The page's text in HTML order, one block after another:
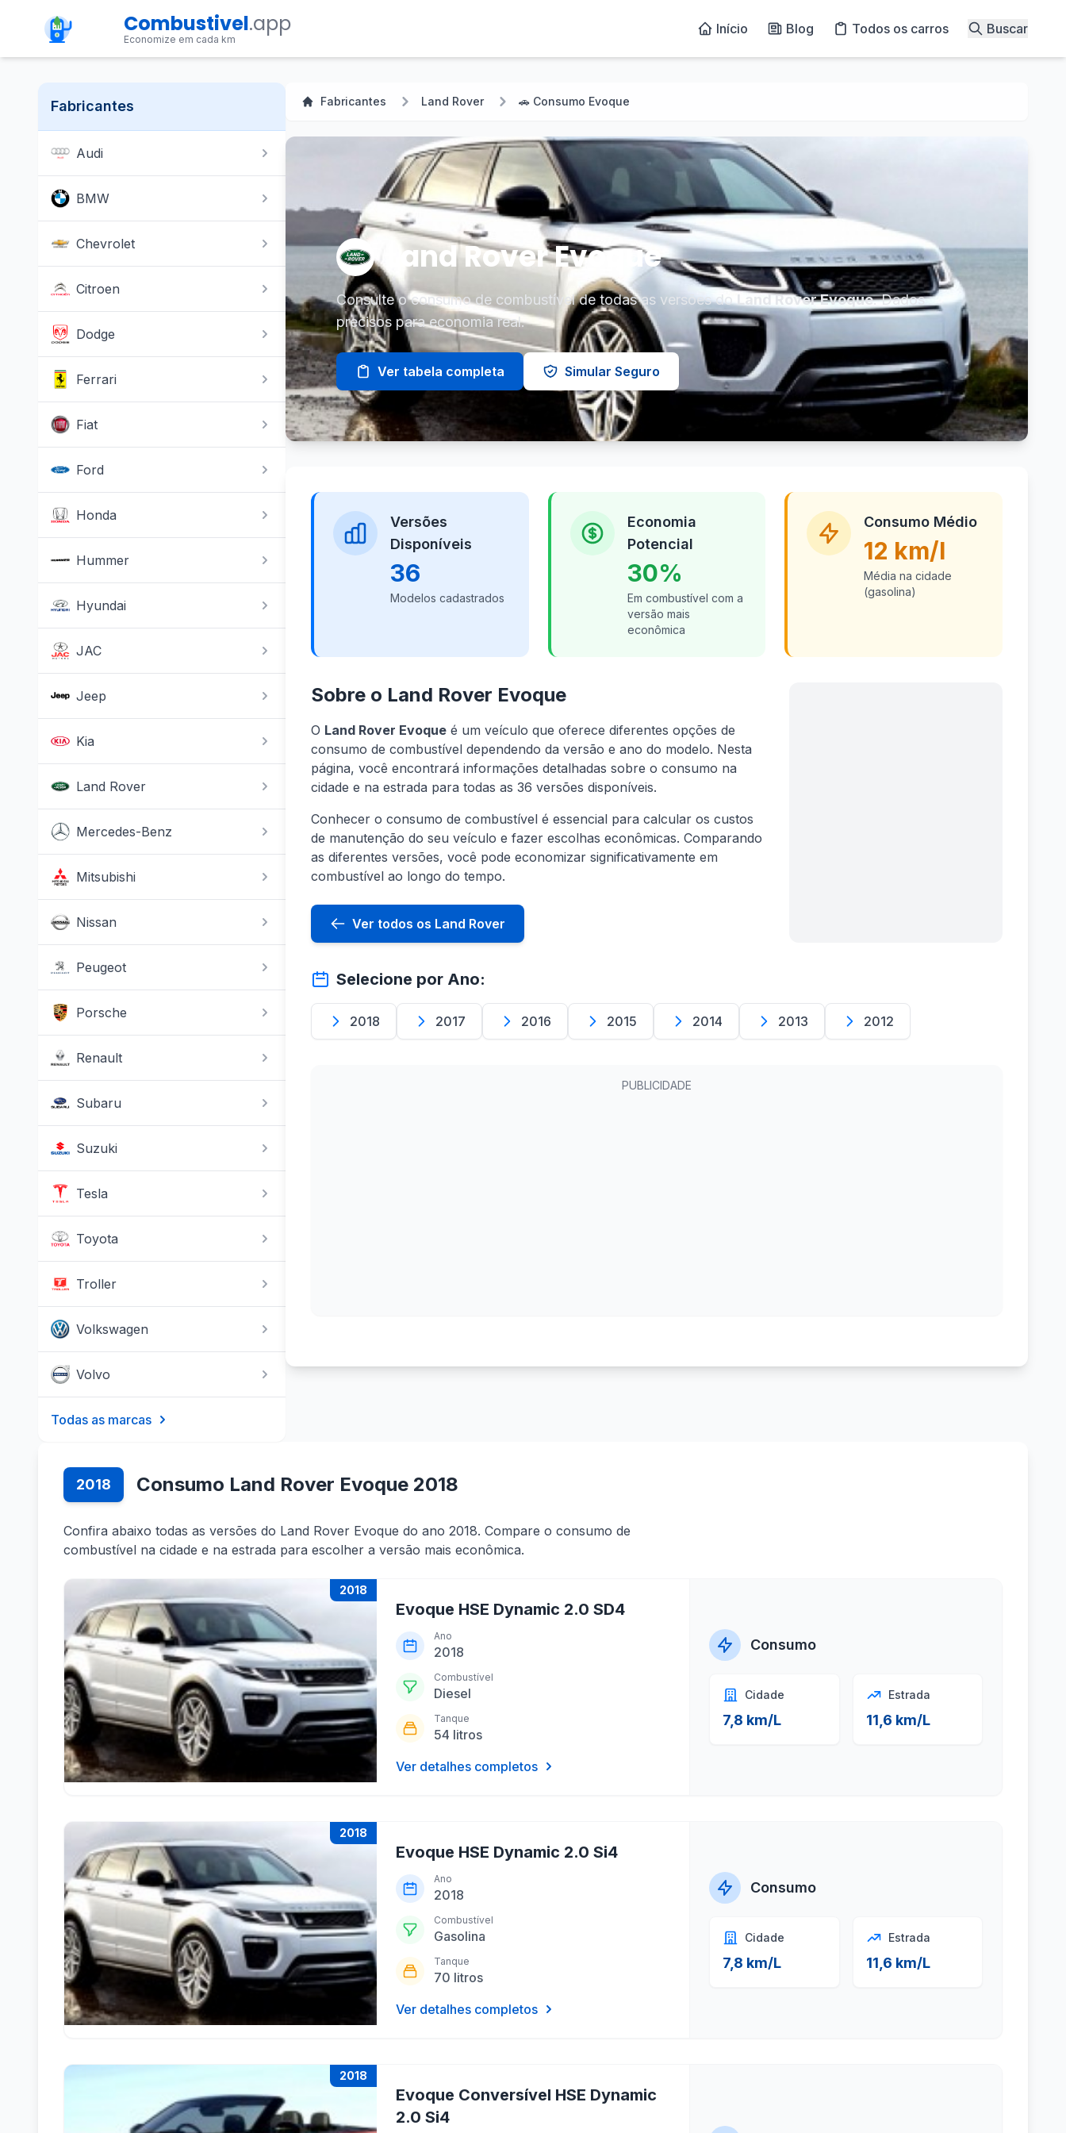
Combustivel.app
Economize em cada km
Início Blog Todos os carros Buscar
Fabricantes
Audi
BMW
Chevrolet
Citroen
Dodge
Ferrari
Fiat
Ford
Honda
Hummer
Hyundai
JAC
Jeep
Kia
Land Rover
Mercedes-Benz
Mitsubishi
Nissan
Peugeot
Porsche
Renault
Subaru
Suzuki
Tesla
Toyota
Troller
Volkswagen
Volvo
Todas as marcas
Fabricantes Land Rover 🚗 Consumo Evoque
Land Rover Evoque
Consulte o consumo de combustível de todas as versões doLand Rover Evoque. Dados
precisos para economia real.
Ver tabela completa Simular Seguro
Versões
Disponíveis
36
Modelos cadastrados
Economia
Potencial
30%
Em combustível com a
versão mais
econômica
Consumo Médio
12 km/l
Média na cidade
(gasolina)
Sobre o Land Rover Evoque
O Land Rover Evoque é um veículo que oferece diferentes opções de
consumo de combustível dependendo da versão e ano do modelo. Nesta
página, você encontrará informações detalhadas sobre o consumo na
cidade e na estrada para todas as 36 versões disponíveis.
Conhecer o consumo de combustível é essencial para calcular os custos
de manutenção do seu veículo e fazer escolhas econômicas. Comparando
as diferentes versões, você pode economizar significativamente em
combustível ao longo do tempo.
Ver todos os Land Rover
Selecione por Ano:
2018 2017 2016 2015 2014 2013 2012
PUBLICIDADE
2018 Consumo Land Rover Evoque 2018
Confira abaixo todas as versões do Land Rover Evoque do ano 2018. Compare o consumo de
combustível na cidade e na estrada para escolher a versão mais econômica.
2018
Evoque HSE Dynamic 2.0 SD4
Ano
2018
Combustível
Diesel
Tanque
54 litros
Ver detalhes completos
Consumo
Cidade
7,8 km/L
Estrada
11,6 km/L
2018
Evoque HSE Dynamic 2.0 Si4
Ano
2018
Combustível
Gasolina
Tanque
70 litros
Ver detalhes completos
Consumo
Cidade
7,8 km/L
Estrada
11,6 km/L
2018
Evoque Conversível HSE Dynamic
2.0 Si4